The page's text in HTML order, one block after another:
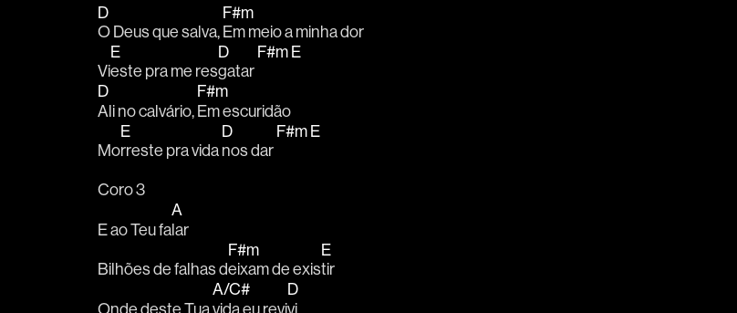
D
O Deus que salva,
F#m
Em meio a minha dor
Vi
E
este pra me res
D
gatar
F#m E
D
Ali no calvário,
F#m
Em escuridão
Mo
E
rreste pra vida
D
nos dar
F#m E
Coro 3
E ao Teu fa
A
lar
Bilhões de falhas d
F#m
eixam de exis
E
tir
Onde deste Tua
A/C#
vida eu revi
D
vi